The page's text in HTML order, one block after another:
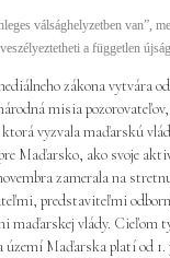
válsághelyzetben van”,
a független
zákona vytvára
misia
vyzvala maďarskú
Maďarsko, ako svoje
zamerala na
predstaviteľmi
maďarskej vlády. Cieľom
Maďarska platí od 1.